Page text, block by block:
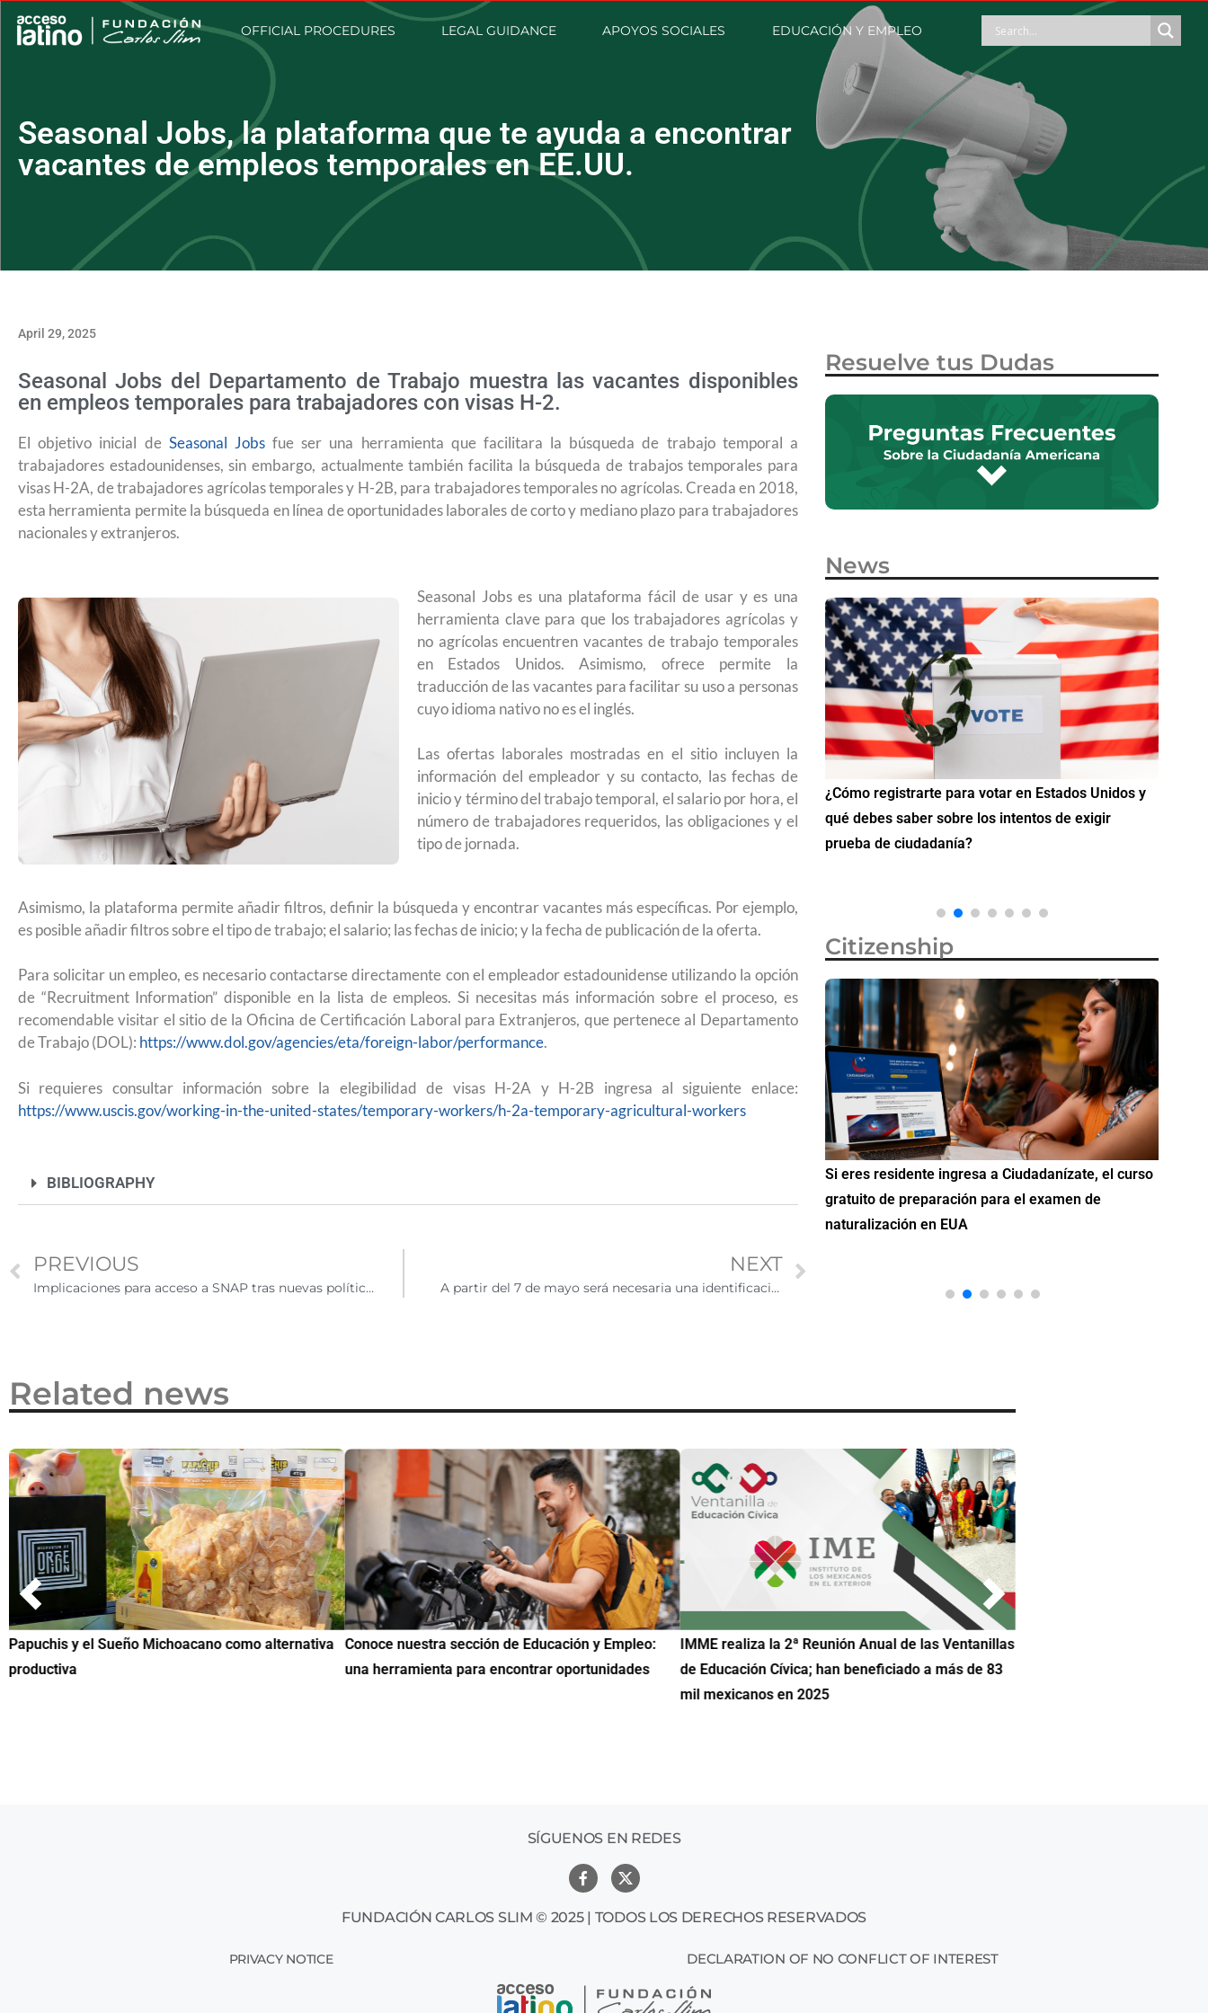
OFFICIAL PROCEDURES LEGAL GUIDANCE APOYOS SOCIALES EDUCACIÓN Y EMPLEO
Seasonal Jobs, la plataforma que te ayuda a encontrar
vacantes de empleos temporales en EE.UU.
April 29, 2025
Seasonal Jobs del Departamento de Trabajo muestra las vacantes disponibles
en empleos temporales para trabajadores con visas H-2.
El objetivo inicial de Seasonal Jobsfue ser una herramienta que facilitara la búsqueda de trabajo temporal a
trabajadores estadounidenses, sin embargo, actualmente también facilita la búsqueda de trabajos temporales para
visas H-2A, de trabajadores agrícolas temporales y H-2B, para trabajadores temporales no agrícolas. Creada en 2018,
esta herramienta permite la búsqueda en línea de oportunidades laborales de corto y mediano plazo para trabajadores
nacionales y extranjeros.
Seasonal Jobs es una plataforma fácil de usar y es una
herramienta clave para que los trabajadores agrícolas y
no agrícolas encuentren vacantes de trabajo temporales
en Estados Unidos. Asimismo, ofrece permite la
traducción de las vacantes para facilitar su uso a personas
cuyo idioma nativo no es el inglés.
Las ofertas laborales mostradas en el sitio incluyen la
información del empleador y su contacto, las fechas de
inicio y término del trabajo temporal, el salario por hora, el
número de trabajadores requeridos, las obligaciones y el
tipo de jornada.
Asimismo, la plataforma permite añadir filtros, definir la búsqueda y encontrar vacantes más específicas. Por ejemplo,
es posible añadir filtros sobre el tipo de trabajo; el salario; las fechas de inicio; y la fecha de publicación de la oferta.
Para solicitar un empleo, es necesario contactarse directamente con el empleador estadounidense utilizando la opción
de “Recruitment Information” disponible en la lista de empleos. Si necesitas más información sobre el proceso, es
recomendable visitar el sitio de la Oficina de Certificación Laboral para Extranjeros, que pertenece al Departamento
de Trabajo (DOL): https://www.dol.gov/agencies/eta/foreign-labor/performance.
Si requieres consultar información sobre la elegibilidad de visas H-2A y H-2B ingresa al siguiente enlace:
https://www.uscis.gov/working-in-the-united-states/temporary-workers/h-2a-temporary-agricultural-workers
BIBLIOGRAPHY
PREVIOUS
Implicaciones para acceso a SNAP tras nuevas políticas de Trump: ¿cuáles no ciudadanos son elegibles?
NEXT
A partir del 7 de mayo será necesaria una identificación Real ID para abordar vuelos domésticos en EE.UU.
Resuelve tus Dudas
News
¿Qué es la tarifa de reciprocidad para la visa
americana y quién debe pagarla?
Conoce los cursos de construcción en Capacítate
para el Empleo
¿Cómo registrarte para votar en Estados Unidos y
qué debes saber sobre los intentos de exigir
prueba de ciudadanía?
Citizenship
Si eres residente ingresa a Ciudadanízate, el curso
gratuito de preparación para el examen de
naturalización en EUA
Related news
Papuchis y el Sueño Michoacano como alternativa
productiva
Conoce nuestra sección de Educación y Empleo:
una herramienta para encontrar oportunidades
IMME realiza la 2ª Reunión Anual de las Ventanillas
de Educación Cívica; han beneficiado a más de 83
mil mexicanos en 2025
SÍGUENOS EN REDES
FUNDACIÓN CARLOS SLIM © 2025 | TODOS LOS DERECHOS RESERVADOS
PRIVACY NOTICE DECLARATION OF NO CONFLICT OF INTEREST